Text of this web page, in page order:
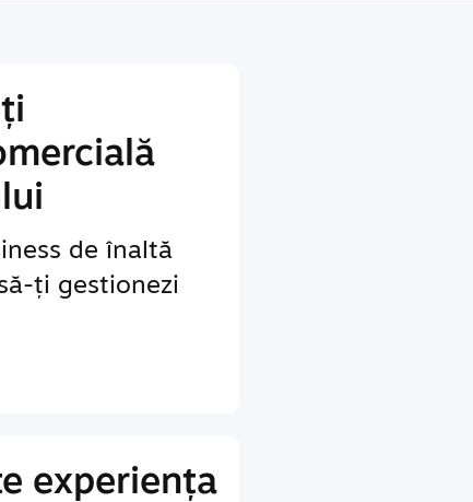
de înaltă
ți gestionezi
experiența